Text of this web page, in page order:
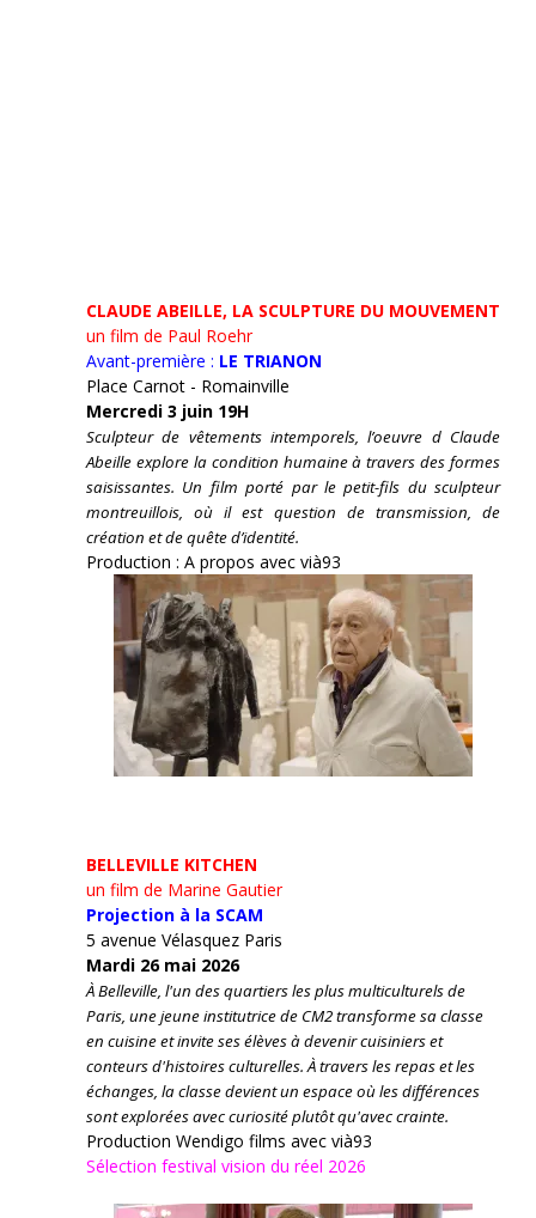
CLAUDE ABEILLE, LA SCULPTURE DU MOUVEMENT
un film de Paul Roehr
Avant-première : LE TRIANON
Place Carnot - Romainville
Mercredi 3 juin 19H
Sculpteur de vêtements intemporels, l’oeuvre d Claude
Abeille explore la condition humaine à travers des formes
saisissantes. Un film porté par le petit-fils du sculpteur
montreuillois, où il est question de transmission, de
création et de quête d’identité.
Production : A propos avec vià93
BELLEVILLE KITCHEN
un film de Marine Gautier
Projection à la SCAM
5 avenue Vélasquez Paris
Mardi 26 mai 2026
À Belleville, l'un des quartiers les plus multiculturels de
Paris, une jeune institutrice de CM2 transforme sa classe
en cuisine et invite ses élèves à devenir cuisiniers et
conteurs d'histoires culturelles. À travers les repas et les
échanges, la classe devient un espace où les différences
sont explorées avec curiosité plutôt qu'avec crainte.
Production Wendigo films avec vià93
Sélection festival vision du réel 2026